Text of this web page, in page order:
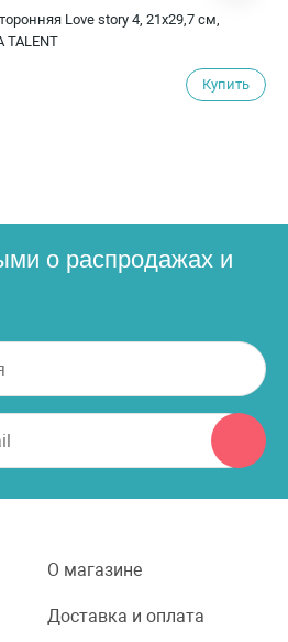
Love story 4, 21х29,7 см,
TALENT
Купить
о распродажах и
О магазине
Доставка и оплата